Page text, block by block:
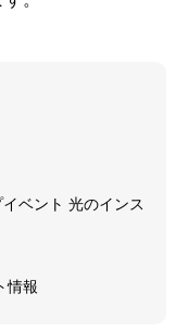
ベント 光のインス
情報